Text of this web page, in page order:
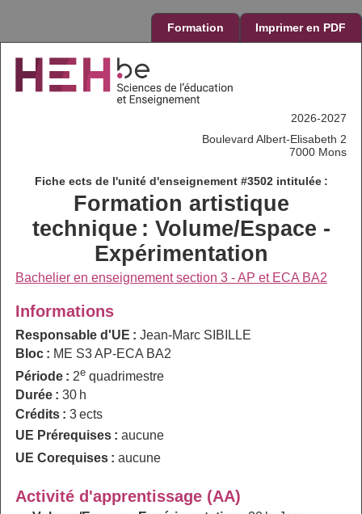
Formation Imprimer en PDF
2026-2027
Boulevard Albert-Elisabeth 2
7000 Mons
Fiche ects de l'unité d'enseignement #3502 intitulée :
Formation artistique
technique : Volume/Espace -
Expérimentation
Bachelier en enseignement section 3 - AP et ECA BA2
Informations
Responsable d'UE : Jean-Marc SIBILLE
Bloc : ME S3 AP-ECA BA2
Période : 2equadrimestre
Durée : 30 h
Crédits : 3 ects
UE Prérequises : aucune
UE Corequises : aucune
Activité d'apprentissage (AA)